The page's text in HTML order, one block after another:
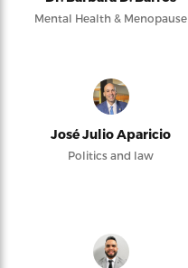
Mental Health & Menopause
José Julio Aparicio
Politics and law